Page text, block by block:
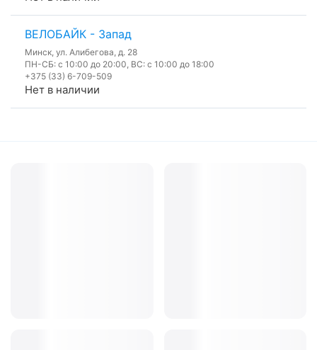
ВЕЛОБАЙК - Запад
Минск, ул. Алибегова, д. 28
ПН-СБ: с 10:00 до 20:00, ВС: с 10:00 до 18:00
+375 (33) 6-709-509
Нет в наличии